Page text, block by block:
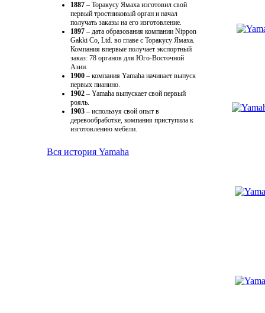
1887 – Торакусу Ямаха изготовил свой
первый тростниковый орган и начал
получать заказы на его изготовление.
1897 – дата образования компании Nippon
Gakki Co, Ltd. во главе с Торакусу Ямаха.
Компания впервые получает экспортный
заказ: 78 органов для Юго-Восточной
Азии.
1900 – компания Yamaha начинает выпуск
первых пианино.
1902 – Yamaha выпускает свой первый
рояль.
1903 – используя свой опыт в
деревообработке, компания приступила к
изготовлению мебели.
Вся история Yamaha